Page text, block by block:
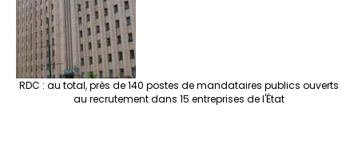
RDC : au total, près de 140 postes de mandataires publics ouverts
au recrutement dans 15 entreprises de l'État